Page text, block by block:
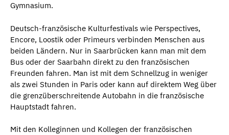
Gymnasium.
Deutsch-französische Kulturfestivals wie Perspectives,
Encore, Loostik oder Primeurs verbinden Menschen aus
beiden Ländern. Nur in Saarbrücken kann man mit dem
Bus oder der Saarbahn direkt zu den französischen
Freunden fahren. Man ist mit dem Schnellzug in weniger
als zwei Stunden in Paris oder kann auf direktem Weg über
die grenzüberschreitende Autobahn in die französische
Hauptstadt fahren.
Mit den Kolleginnen und Kollegen der französischen